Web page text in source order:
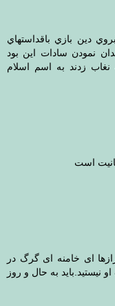
دين بازي باقداستهاي
نمودن سادات اين بود
زدند به اسم اسلام
است
ای خامنه ای گرگ در
به حال و روز